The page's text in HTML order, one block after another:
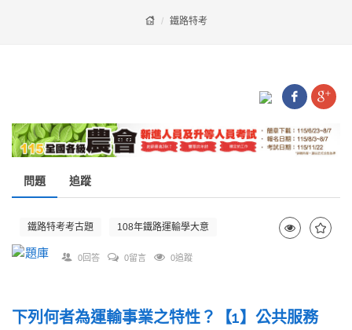
鐵路特考
問題 追蹤
鐵路特考考古題 108年鐵路運輸學大意
0回答 0留言 0追蹤
下列何者為運輸事業之特性？【1】公共服務